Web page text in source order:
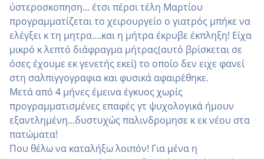
ύστεροσκοπηση... έτσι πέρσι τέλη Μαρτίου
προγραμματίζεται το χειρουργείο ο γιατρός μπήκε να
ελέγξει κ τη μητρα....και η μήτρα έκρυβε έκπληξη! Είχα
μικρό κ λεπτό διάφραγμα μήτρας(αυτό βρίσκεται σε
όσες έχουμε εκ γενετής εκεί) το οποίο δεν ειχε φανεί
στη σαλπιγγογραφια και φυσικά αφαιρέθηκε.
Μετά από 4 μήνες έμεινα έγκυος χωρίς
προγραμματισμένες επαφές γτ ψυχολογικά ήμουν
εξαντλημένη...δυστυχώς παλινδρομησε κ εκ νέου στα
πατώματα!
Που θέλω να καταλήξω λοιπόν! Για μένα η